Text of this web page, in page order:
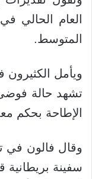
العام الحالي
المتوسط.
ويأمل الكثيرون
تشهد حالة
الإطاحة بحكم
وقال فالون في
سفينة بريطانية